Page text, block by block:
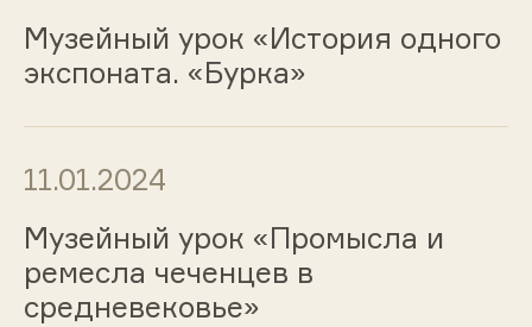
Музейный урок «История одного
экспоната. «Бурка»
11.01.2024
Музейный урок «Промысла и
ремесла чеченцев в
средневековье»